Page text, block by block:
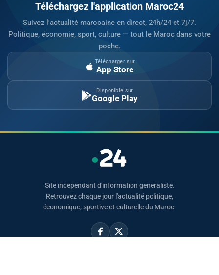
Téléchargez l'application Maroc24
Suivez l'actualité marocaine en direct, 24h/24 et 7j/7.
Politique, économie, sport, culture — tout le Maroc dans votre
poche.
Télécharger sur
App Store
Disponible sur
Google Play
Site indépendant d'information généraliste.
Retrouvez chaque jour l'actualité politique,
économique, sportive et culturelle du Maroc.